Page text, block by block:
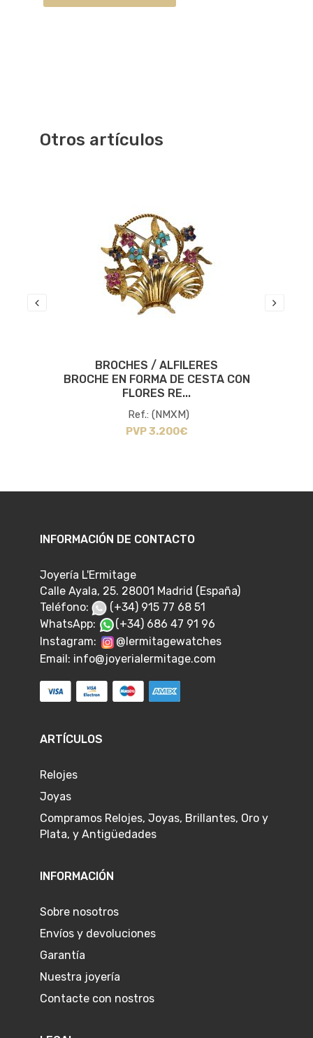
Otros artículos
BROCHES / ALFILERES
BROCHE EN FORMA DE CESTA CON
FLORES RE...
Ref.: (NMXM)
PVP 3.200€
INFORMACIÓN DE CONTACTO
Joyería L'Ermitage
Calle Ayala, 25. 28001 Madrid (España)
Teléfono:
(+34) 915 77 68 51
WhatsApp:
(+34) 686 47 91 96
Instagram:
@lermitagewatches
Email: info@joyerialermitage.com
ARTÍCULOS
Relojes
Joyas
Compramos Relojes, Joyas, Brillantes, Oro y
Plata, y Antigüedades
INFORMACIÓN
Sobre nosotros
Envíos y devoluciones
Garantía
Nuestra joyería
Contacte con nostros